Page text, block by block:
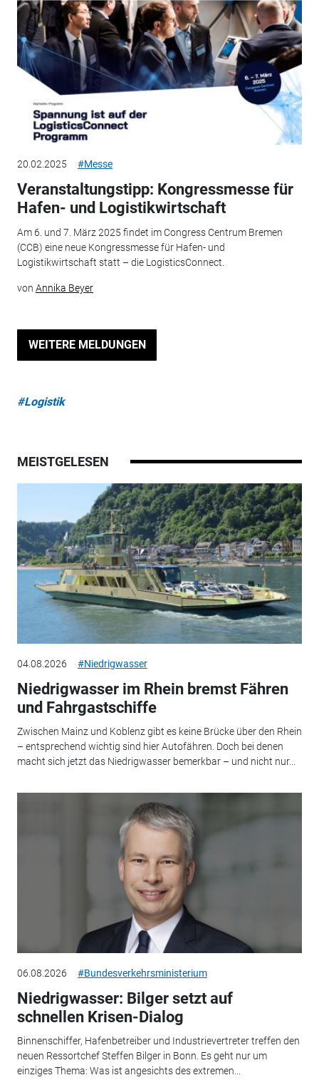
20.02.2025 #Messe
Veranstaltungstipp: Kongressmesse für
Hafen- und Logistikwirtschaft
Am 6. und 7. März 2025 findet im Congress Centrum Bremen
(CCB) eine neue Kongressmesse für Hafen- und
Logistikwirtschaft statt – die LogisticsConnect.
von Annika Beyer
WEITERE MELDUNGEN
#Logistik
MEISTGELESEN
04.08.2026 #Niedrigwasser
Niedrigwasser im Rhein bremst Fähren
und Fahrgastschiffe
Zwischen Mainz und Koblenz gibt es keine Brücke über den Rhein
– entsprechend wichtig sind hier Autofähren. Doch bei denen
macht sich jetzt das Niedrigwasser bemerkbar – und nicht nur...
06.08.2026 #Bundesverkehrsministerium
Niedrigwasser: Bilger setzt auf
schnellen Krisen-Dialog
Binnenschiffer, Hafenbetreiber und Industrievertreter treffen den
neuen Ressortchef Steffen Bilger in Bonn. Es geht nur um
einziges Thema: Was ist angesichts des extremen...